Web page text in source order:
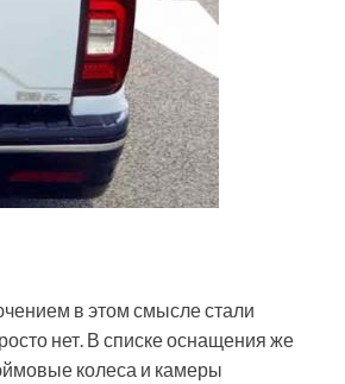
в этом смысле стали
нет. В списке оснащения же
колеса и камеры